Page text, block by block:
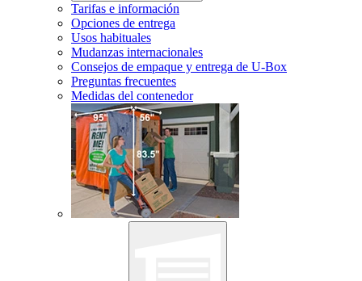
Tarifas e información
Opciones de entrega
Usos habituales
Mudanzas internacionales
Consejos de empaque y entrega de U-Box
Preguntas frecuentes
Medidas del contenedor